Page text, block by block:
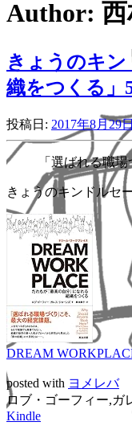
Author: 西
きょうのキ
織をつくる」
投稿日: 2017年8月29
「選ばれる職
きょうのキンドルセ
DREAM
posted with ヨメレバ
ロブ・ゴーフィー,ガ
Kindle